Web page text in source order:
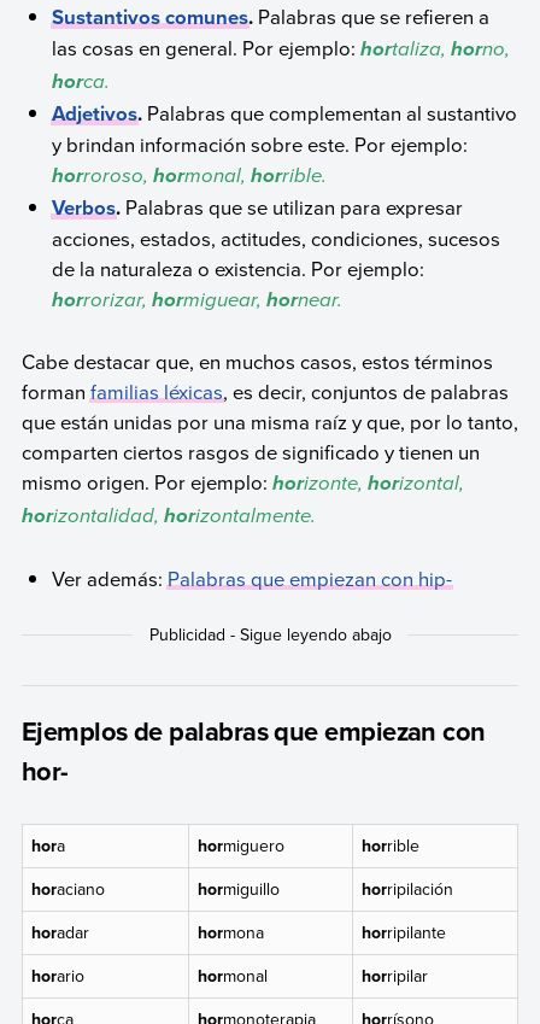
Sustantivos comunes. Palabras que se refieren a
las cosas en general. Por ejemplo:hortaliza,horno,
horca.
Adjetivos. Palabras que complementan al sustantivo
y brindan información sobre este. Por ejemplo:
horroroso,hormonal,horrible.
Verbos. Palabras que se utilizan para expresar
acciones, estados, actitudes, condiciones, sucesos
de la naturaleza o existencia. Por ejemplo:
horrorizar,hormiguear,hornear.
Cabe destacar que, en muchos casos, estos términos
formanfamilias léxicas, es decir, conjuntos de palabras
que están unidas por una misma raíz y que, por lo tanto,
comparten ciertos rasgos de significado y tienen un
mismo origen. Por ejemplo: horizonte, horizontal,
horizontalidad, horizontalmente.
Ver además:Palabras que empiezan con hip-
Ejemplos de palabras que empiezan con
hor-
hora hormiguero horrible
horaciano hormiguillo horripilación
horadar hormona horripilante
horario hormonal horripilar